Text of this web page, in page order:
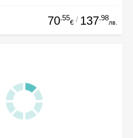
70.55
€ / 137.98
лв.